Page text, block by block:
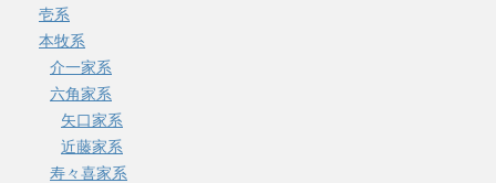
壱系
本牧系
介一家系
六角家系
矢口家系
近藤家系
寿々喜家系